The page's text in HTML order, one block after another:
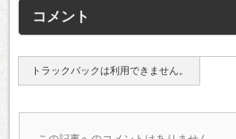
コメント
トラックバックは利用できません。